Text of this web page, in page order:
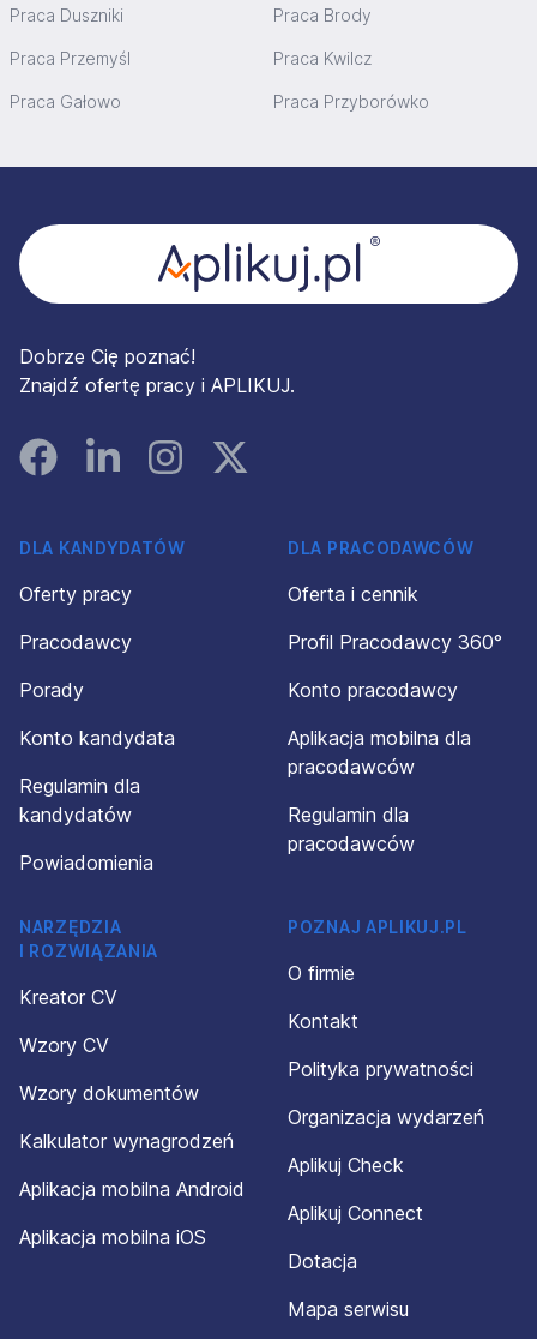
Praca Duszniki Praca Brody
Praca Przemyśl Praca Kwilcz
Praca Gałowo Praca Przyborówko
Dobrze Cię poznać!
Znajdź ofertę pracy i APLIKUJ.
FacebookLinked InInstagramInstagram
DLA KANDYDATÓW
Oferty pracy
Pracodawcy
Porady
Konto kandydata
Regulamin dla
kandydatów
Powiadomienia
DLA PRACODAWCÓW
Oferta i cennik
Profil Pracodawcy 360°
Konto pracodawcy
Aplikacja mobilna dla
pracodawców
Regulamin dla
pracodawców
NARZĘDZIA
I ROZWIĄZANIA
Kreator CV
Wzory CV
Wzory dokumentów
Kalkulator wynagrodzeń
Aplikacja mobilna Android
Aplikacja mobilna iOS
POZNAJ APLIKUJ.PL
O firmie
Kontakt
Polityka prywatności
Organizacja wydarzeń
Aplikuj Check
Aplikuj Connect
Dotacja
Mapa serwisu